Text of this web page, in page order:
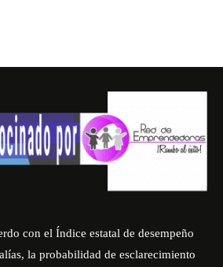
con el Índice estatal de desempeño
la probabilidad de esclarecimiento